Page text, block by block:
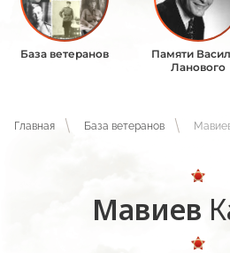
База ветеранов
Памяти
Ланового
Главная База ветеранов
Мавиев